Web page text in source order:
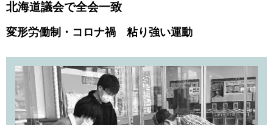
北海道議会で全会一致
変形労働制・コロナ禍 粘り強い運動